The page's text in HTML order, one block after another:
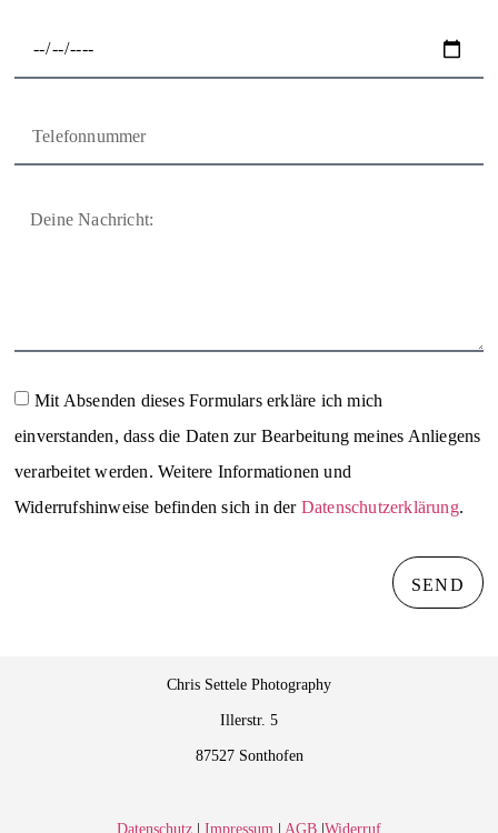
Mit Absenden dieses Formulars erkläre ich mich
einverstanden, dass die Daten zur Bearbeitung meines Anliegens
verarbeitet werden. Weitere Informationen und
Widerrufshinweise befinden sich in der Datenschutzerklärung.
SEND
Chris Settele Photography
Illerstr. 5
87527 Sonthofen
Datenschutz Impressum AGB Widerruf